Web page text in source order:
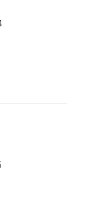
röster:
röster: